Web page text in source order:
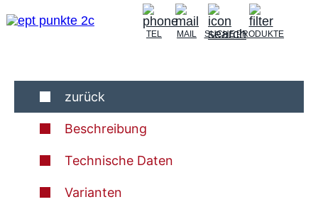
TEL MAIL SUCHEPRODUKTE
zurück
Beschreibung
Technische Daten
Varianten